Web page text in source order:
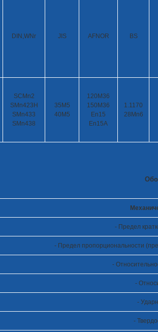
DIN,WNr JIS AFNOR BS
SCMn2
SMn423H
SMn433
SMn438
35M5
40M5
120M36
150M36
En15
En15A
1.1170
28Mn6
- Предел
- Предел пропорциональности
-
-
-
-